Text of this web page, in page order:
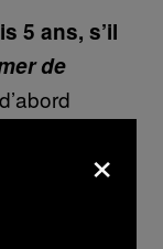
5 ans, s’il
de
on a
car
des
les
×